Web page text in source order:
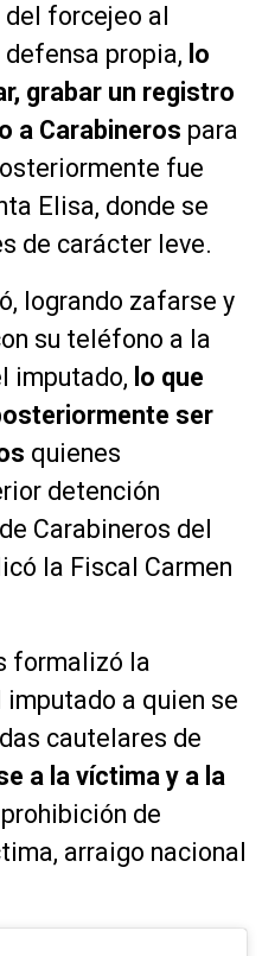
forcejeo al
propia, lo
grabar un registro
a Carabineros para
fue
Elisa, donde se
de carácter leve.
logrando zafarse y
su teléfono a la
imputado, lo que
ser
quienes
detención
Carabineros del
la Fiscal Carmen
formalizó la
a quien se
cautelares de
a la víctima y a la
prohibición de
arraigo nacional